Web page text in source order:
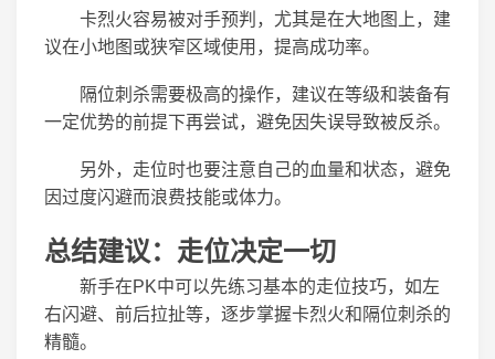
卡烈火容易被对手预判，尤其是在大地图上，建
议在小地图或狭窄区域使用，提高成功率。
隔位刺杀需要极高的操作，建议在等级和装备有
一定优势的前提下再尝试，避免因失误导致被反杀。
另外，走位时也要注意自己的血量和状态，避免
因过度闪避而浪费技能或体力。
总结建议：走位决定一切
新手在PK中可以先练习基本的走位技巧，如左
右闪避、前后拉扯等，逐步掌握卡烈火和隔位刺杀的
精髓。